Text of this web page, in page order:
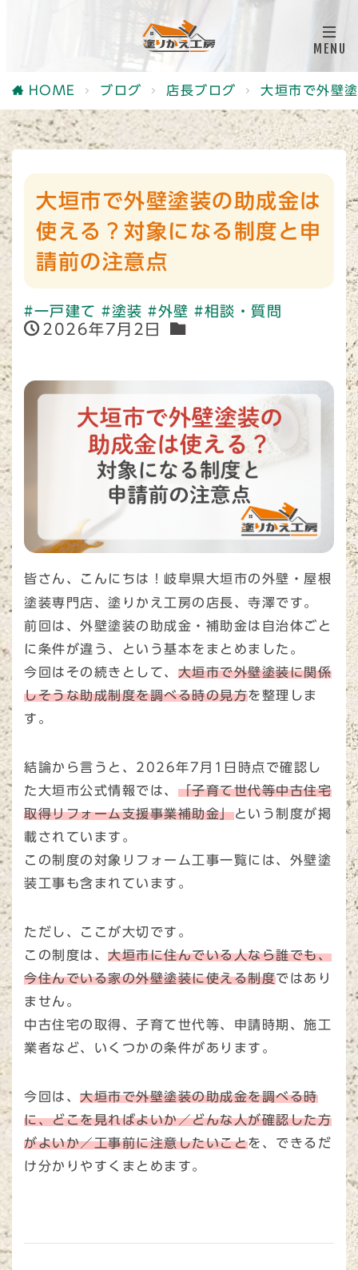
HOME ブログ 店長ブログ 大垣市で外壁
大垣市で外壁塗装の助成金は
使える？対象になる制度と申
請前の注意点
#一戸建て #塗装 #外壁 #相談・質問
2026年7月2日
皆さん、こんにちは！岐阜県大垣市の外壁・屋根
塗装専門店、塗りかえ工房の店長、寺澤です。
前回は、外壁塗装の助成金・補助金は自治体ごと
に条件が違う、という基本をまとめました。
今回はその続きとして、 大垣市で外壁塗装に関係
しそうな助成制度を調べる時の見方を整理しま
す。
結論から言うと、2026年7月1日時点で確認し
た大垣市公式情報では、 「子育て世代等中古住宅
取得リフォーム支援事業補助金」という制度が掲
載されています。
この制度の対象リフォーム工事一覧には、外壁塗
装工事も含まれています。
ただし、ここが大切です。
この制度は、 大垣市に住んでいる人なら誰でも、
今住んでいる家の外壁塗装に使える制度ではあり
ません。
中古住宅の取得、子育て世代等、申請時期、施工
業者など、いくつかの条件があります。
今回は、 大垣市で外壁塗装の助成金を調べる時
に、どこを見ればよいか／どんな人が確認した方
がよいか／工事前に注意したいことを、できるだ
け分かりやすくまとめます。